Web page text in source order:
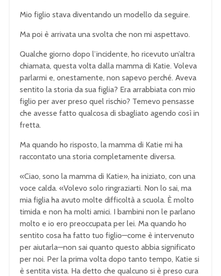
Mio figlio stava diventando un modello da seguire.
Ma poi è arrivata una svolta che non mi aspettavo.
Qualche giorno dopo l’incidente, ho ricevuto un’altra
chiamata, questa volta dalla mamma di Katie. Voleva
parlarmi e, onestamente, non sapevo perché. Aveva
sentito la storia da sua figlia? Era arrabbiata con mio
figlio per aver preso quel rischio? Temevo pensasse
che avesse fatto qualcosa di sbagliato agendo così in
fretta.
Ma quando ho risposto, la mamma di Katie mi ha
raccontato una storia completamente diversa.
«Ciao, sono la mamma di Katie», ha iniziato, con una
voce calda. «Volevo solo ringraziarti. Non lo sai, ma
mia figlia ha avuto molte difficoltà a scuola. È molto
timida e non ha molti amici. I bambini non le parlano
molto e io ero preoccupata per lei. Ma quando ho
sentito cosa ha fatto tuo figlio—come è intervenuto
per aiutarla—non sai quanto questo abbia significato
per noi. Per la prima volta dopo tanto tempo, Katie si
è sentita vista. Ha detto che qualcuno si è preso cura